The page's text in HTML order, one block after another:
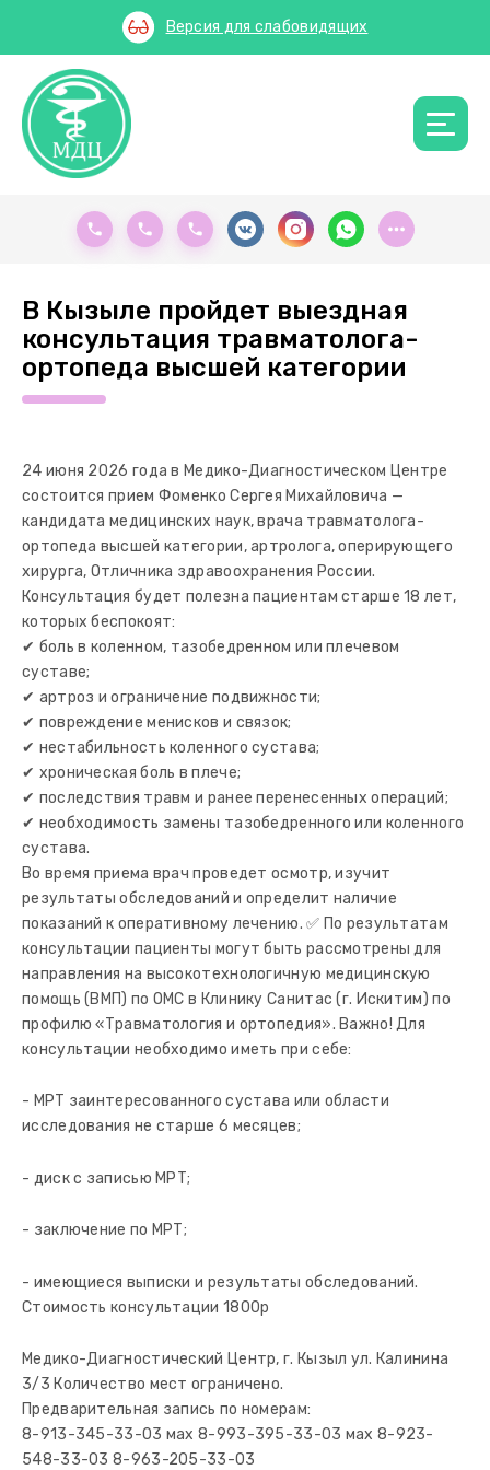
Версия для слабовидящих
В Кызыле пройдет выездная
консультация травматолога-
ортопеда высшей категории
24 июня 2026 года в Медико-Диагностическом Центре
состоится прием Фоменко Сергея Михайловича —
кандидата медицинских наук, врача травматолога-
ортопеда высшей категории, артролога, оперирующего
хирурга, Отличника здравоохранения России.
Консультация будет полезна пациентам старше 18 лет,
которых беспокоят:
✔ боль в коленном, тазобедренном или плечевом
суставе;
✔ артроз и ограничение подвижности;
✔ повреждение менисков и связок;
✔ нестабильность коленного сустава;
✔ хроническая боль в плече;
✔ последствия травм и ранее перенесенных операций;
✔ необходимость замены тазобедренного или коленного
сустава.
Во время приема врач проведет осмотр, изучит
результаты обследований и определит наличие
показаний к оперативному лечению. ✅ По результатам
консультации пациенты могут быть рассмотрены для
направления на высокотехнологичную медицинскую
помощь (ВМП) по ОМС в Клинику Санитас (г. Искитим) по
профилю «Травматология и ортопедия». Важно! Для
консультации необходимо иметь при себе:
- МРТ заинтересованного сустава или области
исследования не старше 6 месяцев;
- диск с записью МРТ;
- заключение по МРТ;
- имеющиеся выписки и результаты обследований.
Стоимость консультации 1800р
Медико-Диагностический Центр, г. Кызыл ул. Калинина
3/3 Количество мест ограничено.
Предварительная запись по номерам:
8-913-345-33-03 мах 8-993-395-33-03 мах 8-923-
548-33-03 8-963-205-33-03